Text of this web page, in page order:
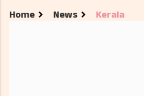
Home News Kerala